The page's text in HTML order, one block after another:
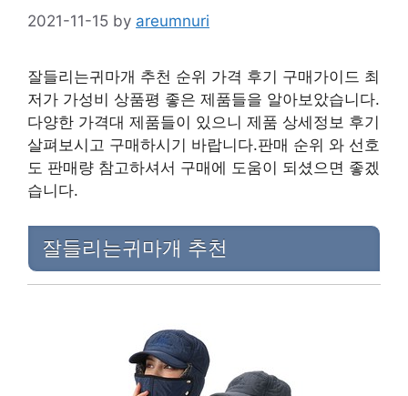
2021-11-15 by areumnuri
잘들리는귀마개 추천 순위 가격 후기 구매가이드 최
저가 가성비 상품평 좋은 제품들을 알아보았습니다.
다양한 가격대 제품들이 있으니 제품 상세정보 후기
살펴보시고 구매하시기 바랍니다.판매 순위 와 선호
도 판매량 참고하셔서 구매에 도움이 되셨으면 좋겠
습니다.
잘들리는귀마개 추천